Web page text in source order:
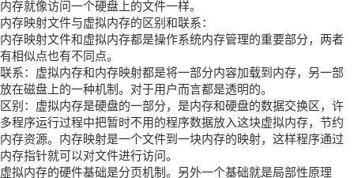
内存就像访问一个硬盘上的文件一样。
内存映射文件与虚拟内存的区别和联系：
内存映射文件和虚拟内存都是操作系统内存管理的重要部分，两者
有相似点也有不同点。
联系：虚拟内存和内存映射都是将一部分内容加载到内存，另一部
放在磁盘上的一种机制。对于用户而言都是透明的。
区别：虚拟内存是硬盘的一部分，是内存和硬盘的数据交换区，许
多程序运行过程中把暂时不用的程序数据放入这块虚拟内存，节约
内存资源。内存映射是一个文件到一块内存的映射，这样程序通过
内存指针就可以对文件进行访问。
虚拟内存的硬件基础是分页机制。另外一个基础就是局部性原理